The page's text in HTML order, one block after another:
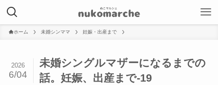
ホーム 未婚シンママ 妊娠・出産まで
未婚シングルマザーになるまでの
話。妊娠、出産まで-19
2026
6/04